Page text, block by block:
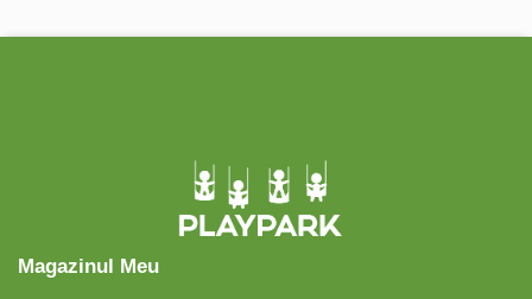
Magazinul Meu